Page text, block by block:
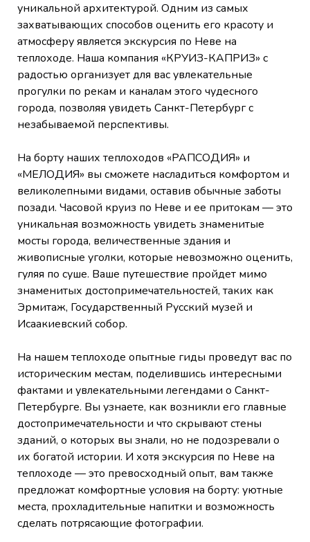
уникальной архитектурой. Одним из самых
захватывающих способов оценить его красоту и
атмосферу является экскурсия по Неве на
теплоходе. Наша компания «КРУИЗ-КАПРИЗ» с
радостью организует для вас увлекательные
прогулки по рекам и каналам этого чудесного
города, позволяя увидеть Санкт-Петербург с
незабываемой перспективы.
На борту наших теплоходов «РАПСОДИЯ» и
«МЕЛОДИЯ» вы сможете насладиться комфортом и
великолепными видами, оставив обычные заботы
позади. Часовой круиз по Неве и ее притокам — это
уникальная возможность увидеть знаменитые
мосты города, величественные здания и
живописные уголки, которые невозможно оценить,
гуляя по суше. Ваше путешествие пройдет мимо
знаменитых достопримечательностей, таких как
Эрмитаж, Государственный Русский музей и
Исаакиевский собор.
На нашем теплоходе опытные гиды проведут вас по
историческим местам, поделившись интересными
фактами и увлекательными легендами о Санкт-
Петербурге. Вы узнаете, как возникли его главные
достопримечательности и что скрывают стены
зданий, о которых вы знали, но не подозревали о
их богатой истории. И хотя экскурсия по Неве на
теплоходе — это превосходный опыт, вам также
предложат комфортные условия на борту: уютные
места, прохладительные напитки и возможность
сделать потрясающие фотографии.